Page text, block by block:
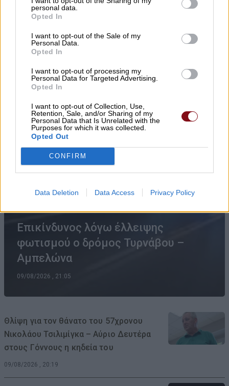
personal data.
Opted In
I want to opt-out of the Sale of my
Personal Data.
Opted In
I want to opt-out of processing my
Personal Data for Targeted Advertising.
Opted In
I want to opt-out of Collection, Use,
Retention, Sale, and/or Sharing of my
Personal Data that Is Unrelated with the
Purposes for which it was collected.
Opted Out
CONFIRM
Data Deletion Data Access Privacy Policy
Επικίνδυνος λόγω έλλειψης
φωτισμού ο δρόμος Τυρνάβου –
Αμπελώνα
09/08/2026 , 21:05
Θλίψη για τον θάνατο του 57χρονου
Νικολάου Τσιλιμίγκα – Αύριο Δευτέρα
στους Γόννους η κηδεία του
09/08/2026 , 20:19